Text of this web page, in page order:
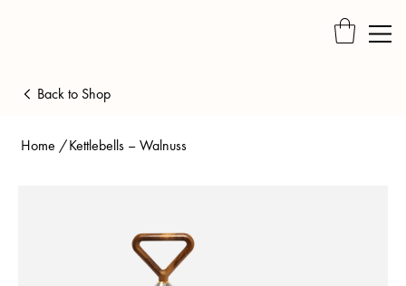
Home /Kettlebells – Walnuss
Back to Shop